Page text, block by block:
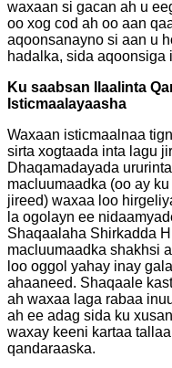
waxaan si gacan ah u
oo xog cod ah oo aan
aqoonsanayno si aan u
hadalka, sida aqoonsiga
Ku saabsan Ilaalinta
Isticmaalayaasha
Waxaan isticmaalnaa
sirta xogtaada inta lagu
Dhaqamadayada
macluumaadka (oo ay
jireed) waxaa loo
la ogolayn ee
Shaqaalaha Shirkadda
macluumaadka shakhsi
loo oggol yahay inay
ahaaneed. Shaqaale
ah waxaa laga rabaa
ah ee adag sida ku
waxay keeni kartaa
qandaraaska.